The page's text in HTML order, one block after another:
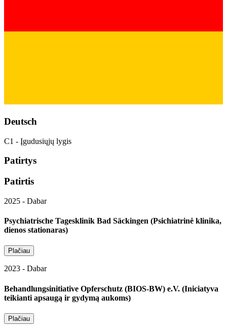
Deutsch
C1 - Įgudusiųjų lygis
Patirtys
Patirtis
2025 - Dabar
Psychiatrische Tagesklinik Bad Säckingen (Psichiatrinė klinika,
dienos stationaras)
Plačiau
2023 - Dabar
Behandlungsinitiative Opferschutz (BIOS‑BW) e.V. (Iniciatyva
teikianti apsaugą ir gydymą aukoms)
Plačiau